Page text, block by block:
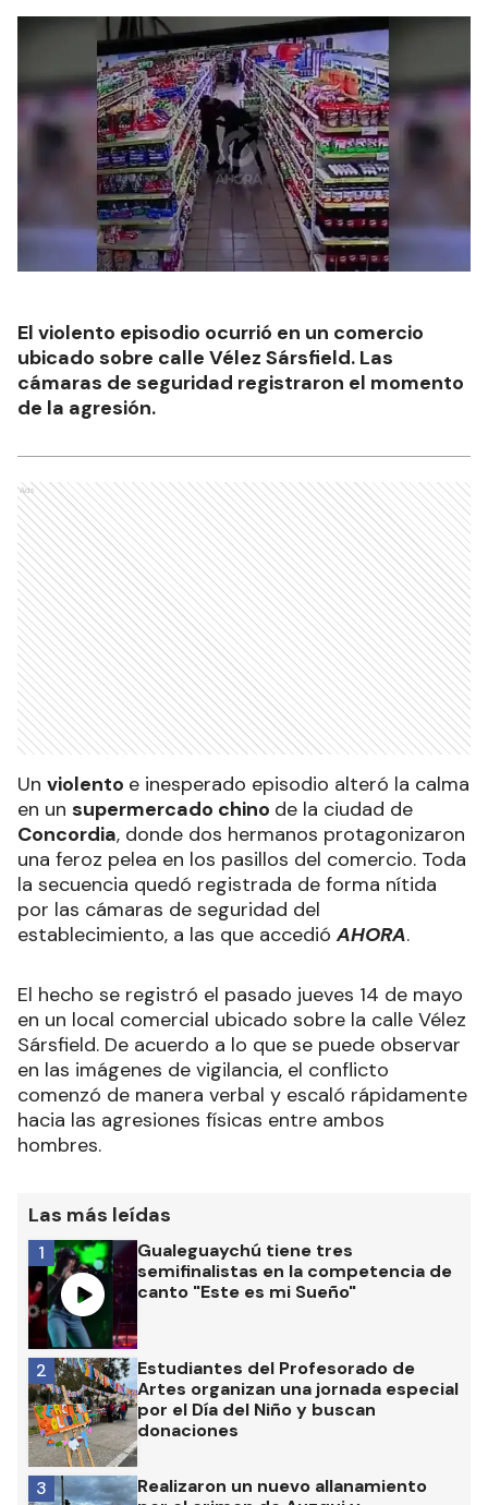
El violento episodio ocurrió en un comercio
ubicado sobre calle Vélez Sársfield. Las
cámaras de seguridad registraron el momento
de la agresión.
Ads
Un violento e inesperado episodio alteró la calma
en un supermercado chino de la ciudad de
Concordia, donde dos hermanos protagonizaron
una feroz pelea en los pasillos del comercio. Toda
la secuencia quedó registrada de forma nítida
por las cámaras de seguridad del
establecimiento, a las que accedióAHORA.
El hecho se registró el pasado jueves 14 de mayo
en un local comercial ubicado sobre la calle Vélez
Sársfield. De acuerdo a lo que se puede observar
en las imágenes de vigilancia, el conflicto
comenzó de manera verbal y escaló rápidamente
hacia las agresiones físicas entre ambos
hombres.
Las más leídas
Gualeguaychú tiene tres
semifinalistas en la competencia de
canto "Este es mi Sueño"
1
Estudiantes del Profesorado de
Artes organizan una jornada especial
por el Día del Niño y buscan
donaciones
2
Realizaron un nuevo allanamiento
3